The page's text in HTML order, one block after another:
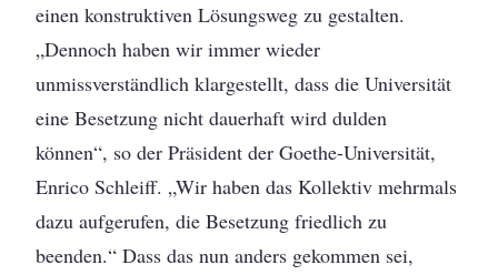
einen konstruktiven Lösungsweg zu gestalten.
„Dennoch haben wir immer wieder
unmissverständlich klargestellt, dass die Universität
eine Besetzung nicht dauerhaft wird dulden
können“, so der Präsident der Goethe-Universität,
Enrico Schleiff. „Wir haben das Kollektiv mehrmals
dazu aufgerufen, die Besetzung friedlich zu
beenden.“ Dass das nun anders gekommen sei,